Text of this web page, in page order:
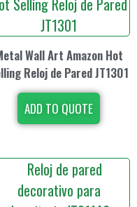
Wall Art Amazon Hot
Reloj de Pared JT1301
ADD TO QUOTE